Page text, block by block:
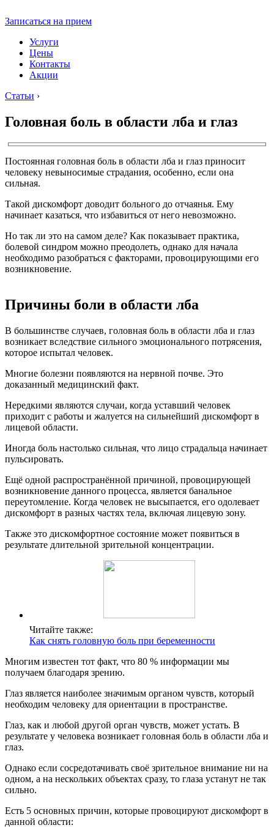
Записаться на прием
Услуги
Цены
Контакты
Акции
Статьи ›
Головная боль в области лба и глаз
Постоянная головная боль в области лба и глаз приносит
человеку невыносимые страдания, особенно, если она
сильная.
Такой дискомфорт доводит больного до отчаянья. Ему
начинает казаться, что избавиться от него невозможно.
Но так ли это на самом деле? Как показывает практика,
болевой синдром можно преодолеть, однако для начала
необходимо разобраться с факторами, провоцирующими его
возникновение.
Причины боли в области лба
В большинстве случаев, головная боль в области лба и глаз
возникает вследствие сильного эмоционального потрясения,
которое испытал человек.
Многие болезни появляются на нервной почве. Это
доказанный медицинский факт.
Нередкими являются случаи, когда уставший человек
приходит с работы и жалуется на сильнейший дискомфорт в
лицевой области.
Иногда боль настолько сильная, что лицо страдальца начинает
пульсировать.
Ещё одной распространённой причиной, провоцирующей
возникновение данного процесса, является банальное
переутомление. Когда человек не высыпается, его одолевает
дискомфорт в разных частях тела, включая лицевую зону.
Также это дискомфортное состояние может появиться в
результате длительной зрительной концентрации.
Читайте также:
Как снять головную боль при беременности
Многим известен тот факт, что 80 % информации мы
получаем благодаря зрению.
Глаз является наиболее значимым органом чувств, который
необходим человеку для ориентации в пространстве.
Глаз, как и любой другой орган чувств, может устать. В
результате у человека возникает головная боль в области лба и
глаз.
Однако если сосредотачивать своё зрительное внимание ни на
одном, а на нескольких объектах сразу, то глаза устанут не так
сильно.
Есть 5 основных причин, которые провоцируют дискомфорт в
данной области: